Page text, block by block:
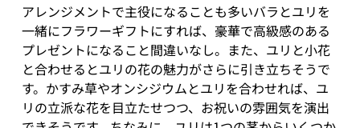
アレンジメントで主役になることも多いバラとユリを
一緒にフラワーギフトにすれば、豪華で高級感のある
プレゼントになること間違いなし。また、ユリと小花
と合わせるとユリの花の魅力がさらに引き立ちそうで
す。かすみ草やオンシジウムとユリを合わせれば、ユ
リの立派な花を目立たせつつ、お祝いの雰囲気を演出